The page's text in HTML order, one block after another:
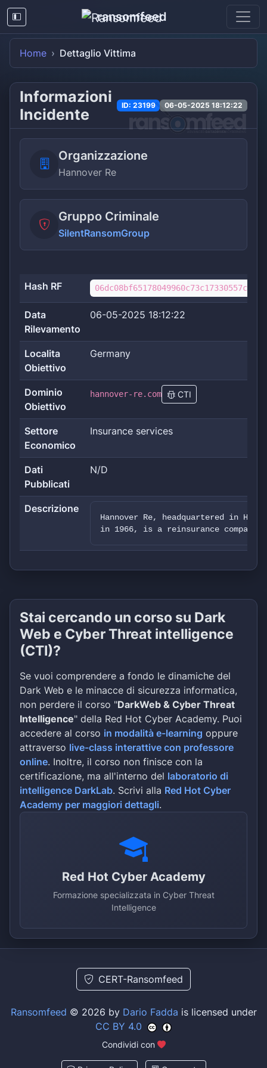
ransomfeed
Home Dettaglio Vittima
Informazioni
Incidente
ID: 23199 06-05-2025 18:12:22
Organizzazione
Hannover Re
Gruppo Criminale
SilentRansomGroup
Hash RF
Data
Rilevamento
06-05-2025 18:12:22
Localita
Obiettivo
Germany
Dominio
Obiettivo
hannover-re.com CTI
Settore
Economico
Insurance services
Dati
Pubblicati
N/D
Descrizione
Hannover Re, headquartered in
in 1966, is a reinsurance company
Stai cercando un corso su Dark
Web e Cyber Threat intelligence
(CTI)?
Se vuoi comprendere a fondo le dinamiche del
Dark Web e le minacce di sicurezza informatica,
non perdere il corso "DarkWeb & Cyber Threat
Intelligence" della Red Hot Cyber Academy. Puoi
accedere al corso in modalità e-learning oppure
attraverso live-class interattive con professore
online. Inoltre, il corso non finisce con la
certificazione, ma all'interno del laboratorio di
intelligence DarkLab. Scrivi alla Red Hot Cyber
Academy per maggiori dettagli.
Red Hot Cyber Academy
Formazione specializzata in Cyber Threat
Intelligence
CERT-Ransomfeed
Ransomfeed © 2026 by Dario Fadda is licensed under
CC BY 4.0
Condividi con